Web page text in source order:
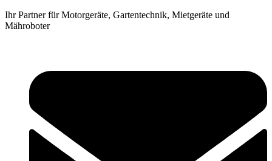
Zum
Inhalt
Ihr Partner für Motorgeräte, Gartentechnik, Mietgeräte und
Mähroboter